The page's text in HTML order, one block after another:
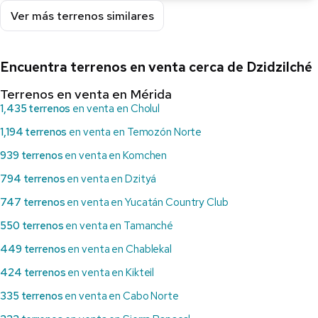
Ver más terrenos similares
Encuentra terrenos en venta cerca de Dzidzilché
Terrenos en venta en Mérida
1,435 terrenos en venta en Cholul
1,194 terrenos en venta en Temozón Norte
939 terrenos en venta en Komchen
794 terrenos en venta en Dzityá
747 terrenos en venta en Yucatán Country Club
550 terrenos en venta en Tamanché
449 terrenos en venta en Chablekal
424 terrenos en venta en Kikteil
335 terrenos en venta en Cabo Norte